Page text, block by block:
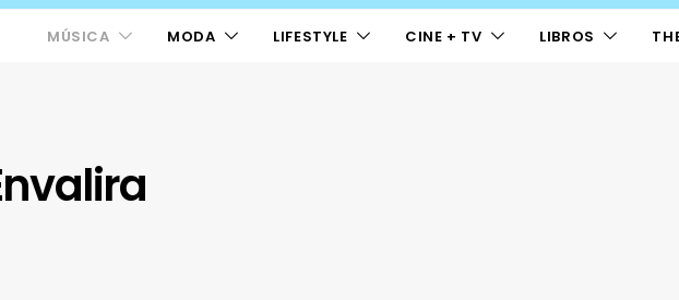
MÚSICA MODA LIFESTYLE CINE + TV LIBROS